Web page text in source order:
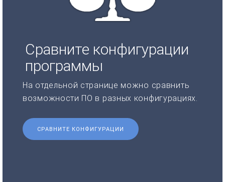
Сравните конфигурации
программы
На отдельной странице можно сравнить
возможности ПО в разных конфигурациях.
СРАВНИТЕ КОНФИГУРАЦИИ